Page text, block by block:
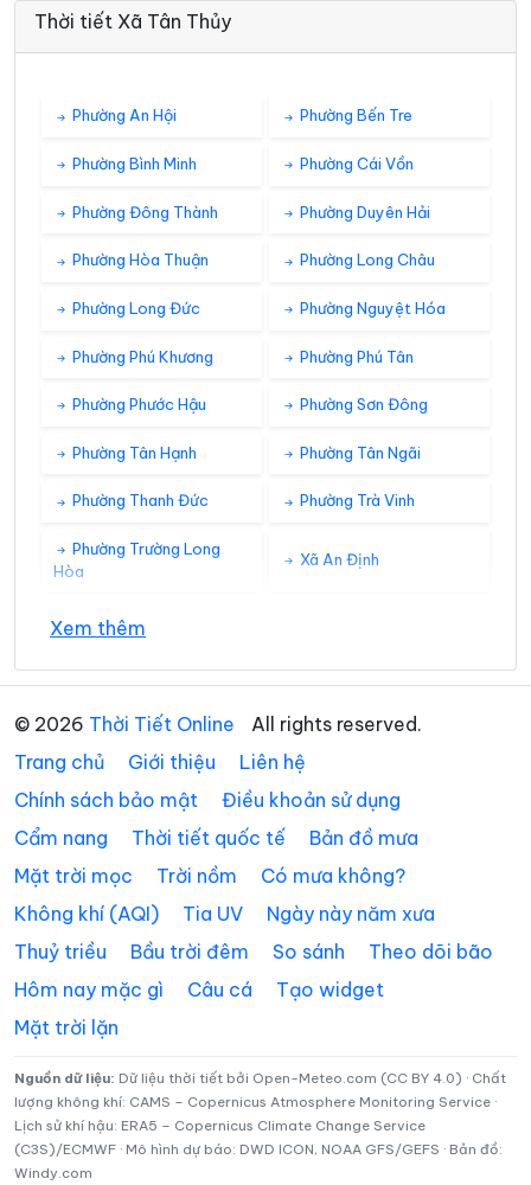
Thời tiết Xã Tân Thủy
Phường An Hội Phường Bến Tre
Phường Bình Minh Phường Cái Vồn
Phường Đông Thành Phường Duyên Hải
Phường Hòa Thuận Phường Long Châu
Phường Long Đức Phường Nguyệt Hóa
Phường Phú Khương Phường Phú Tân
Phường Phước Hậu Phường Sơn Đông
Phường Tân Hạnh Phường Tân Ngãi
Phường Thanh Đức Phường Trà Vinh
Phường Trường Long
Hòa
Xã An Định
Xã An Hiệp
Xã An Phú Tân Xã An Qui
Xã Ba Tri Xã Bảo Thạnh
Xã Bình Đại Xã Bình Phú
Xã Bình Phước Xã Cái Ngang
Xã Cầu Kè Xã Cầu Ngang
Xã Châu Hòa Xã Châu Hưng
Xã Châu Thành Xã Chợ Lách
Xã Đôn Châu Xã Đông Hải
Xã Đồng Khởi Xã Giao Long
Xem thêm
© 2026 Thời Tiết Online
All rights reserved.
Trang chủ
Giới thiệu
Liên hệ
Chính sách bảo mật
Điều khoản sử dụng
Cẩm nang
Thời tiết quốc tế
Bản đồ mưa
Mặt trời mọc
Trời nồm
Có mưa không?
Không khí (AQI)
Tia UV
Ngày này năm xưa
Thuỷ triều
Bầu trời đêm So sánh
Theo dõi bão
Hôm nay mặc gì
Câu cá
Tạo widget
Mặt trời lặn
Nguồn dữ liệu: Dữ liệu thời tiết bởi Open-Meteo.com (CC BY 4.0) · Chất
lượng không khí: CAMS – Copernicus Atmosphere Monitoring Service ·
Lịch sử khí hậu: ERA5 – Copernicus Climate Change Service
(C3S)/ECMWF · Mô hình dự báo: DWD ICON, NOAA GFS/GEFS · Bản đồ:
Windy.com